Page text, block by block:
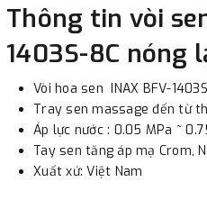
Thông tin vòi
1403S-8C nóng
Vòi hoa sen INAX BFV-
Tray sen massage đến từ
Áp lực nước : 0.05 MPa ~
Tay sen tăng áp mạ Crom,
Xuất xứ: Việt Nam